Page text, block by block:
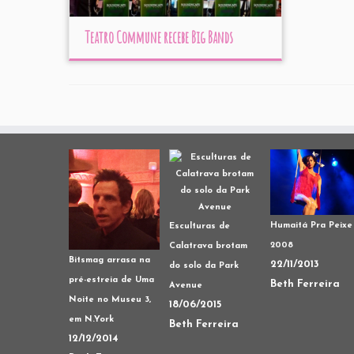
Teatro Commune recebe Big Bands
Bitsmag arrasa na
pré-estreia de Uma
Noite no Museu 3,
em N.York
12/12/2014
Esculturas de
Calatrava brotam
do solo da Park
Avenue
18/06/2015
Beth Ferreira
Humaitá Pra Peixe
2008
22/11/2013
Beth Ferreira